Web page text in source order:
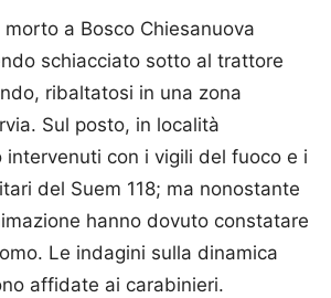
a Bosco Chiesanuova
schiacciato sotto al trattore
ribaltatosi in una zona
Sul posto, in località
intervenuti con i vigili del fuoco e i
del Suem 118; ma nonostante
hanno dovuto constatare
Le indagini sulla dinamica
affidate ai carabinieri.